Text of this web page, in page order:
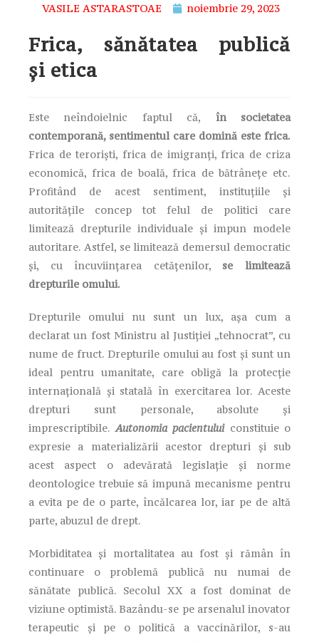
VASILE ASTARASTOAE noiembrie 29, 2023
Frica, sănătatea publică
și etica
Este neîndoielnic faptul că, în societatea
contemporană, sentimentul care domină este frica.
Frica de teroriști, frica de imigranți, frica de criza
economică, frica de boală, frica de bătrânețe etc.
Profitând de acest sentiment, instituțiile și
autoritățile concep tot felul de politici care
limitează drepturile individuale și impun modele
autoritare. Astfel, se limitează demersul democratic
și, cu încuviințarea cetățenilor, se limitează
drepturile omului.
Drepturile omului nu sunt un lux, așa cum a
declarat un fost Ministru al Justiției „tehnocrat”, cu
nume de fruct. Drepturile omului au fost și sunt un
ideal pentru umanitate, care obligă la protecție
internațională şi statală în exercitarea lor. Aceste
drepturi sunt personale, absolute și
imprescriptibile.Autonomia pacientuluiconstituie o
expresie a materializării acestor drepturi şi sub
acest aspect o adevărată legislație și norme
deontologice trebuie să impună mecanisme pentru
a evita pe de o parte, încălcarea lor, iar pe de altă
parte, abuzul de drept.
Morbiditatea și mortalitatea au fost și rămân în
continuare o problemă publică nu numai de
sănătate publică. Secolul XX a fost dominat de
viziune optimistă. Bazându-se pe arsenalul inovator
terapeutic și pe o politică a vaccinărilor, s-au